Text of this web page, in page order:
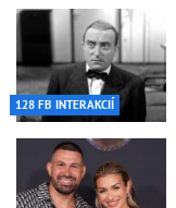
128 FB INTERAKCIÍ